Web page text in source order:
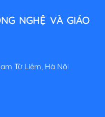
NGHỆ VÀ GIÁO
Từ Liêm, Hà Nội